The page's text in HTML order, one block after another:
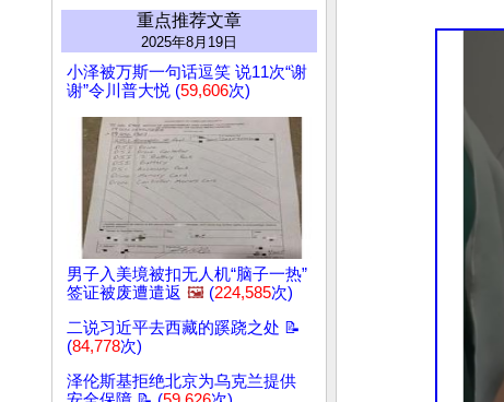
重点推荐文章
2025年8月19日
小泽被万斯一句话逗笑 说11次“谢
谢”令川普大悦 (59,606次)
男子入美境被扣无人机“脑子一热”
签证被废遭遣返 🖼️ (224,585次)
二说习近平去西藏的蹊跷之处 📝
(84,778次)
泽伦斯基拒绝北京为乌克兰提供